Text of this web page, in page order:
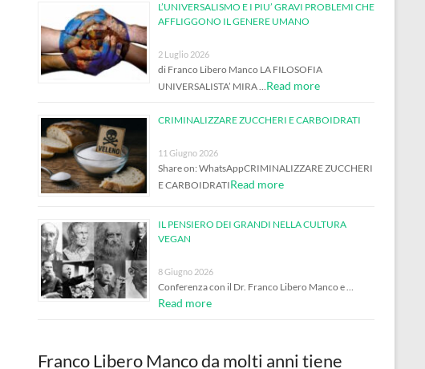
L’UNIVERSALISMO E I PIU’ GRAVI PROBLEMI CHE
AFFLIGGONO IL GENERE UMANO
2 Luglio 2026
di Franco Libero Manco LA FILOSOFIA
UNIVERSALISTA’ MIRA … Read more
CRIMINALIZZARE ZUCCHERI E CARBOIDRATI
11 Giugno 2026
Share on: WhatsAppCRIMINALIZZARE ZUCCHERI
E CARBOIDRATIRead more
IL PENSIERO DEI GRANDI NELLA CULTURA
VEGAN
8 Giugno 2026
Conferenza con il Dr. Franco Libero Manco e …
Read more
Franco Libero Manco da molti anni tiene